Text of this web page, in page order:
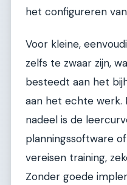
het configureren
Voor kleine,
zelfs te zwaar zijn,
besteedt aan het
aan het echte werk.
nadeel is de
planningssoftware
vereisen training,
Zonder goede